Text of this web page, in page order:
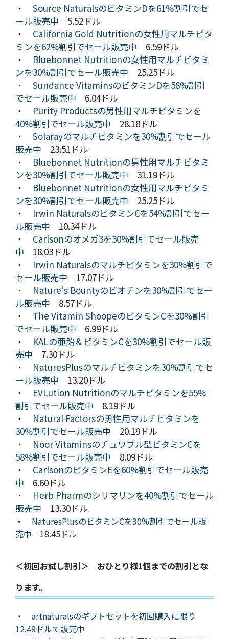
・ Source NaturalsのビタミンDを61%割引でセ
ール販売中 5.52ドル
・ California Gold Nutritionの女性用マルチビタ
ミンを62%割引でセール販売中 6.59ドル
・ Bluebonnet Nutritionの女性用マルチビタミ
ンを30%割引でセール販売中 25.25ドル
・ Sundance VitaminsのビタミンDを58%割引
でセール販売中 6.04ドル
・ Purity Productsの男性用マルチビタミンを
40%割引でセール販売中 28.18ドル
・ Solarayのマルチビタミンを30%割引でセール
販売中 23.51ドル
・ Bluebonnet Nutritionの男性用マルチビタミ
ンを30%割引でセール販売中 31.19ドル
・ Bluebonnet Nutritionの女性用マルチビタミ
ンを30%割引でセール販売中 25.25ドル
・ Irwin NaturalsのビタミンCを54%割引でセー
ル販売中 10.34ドル
・ Carlsonのオメガ3を30%割引でセール販売
中 18.03ドル
・ Irwin Naturalsのマルチビタミンを30%割引で
セール販売中 17.07ドル
・ Nature’s Bountyのビオチンを30%割引でセー
ル販売中 8.57ドル
・ The Vitamin ShoopeのビタミンCを30%割引
でセール販売中 6.99ドル
・ KALの亜鉛＆ビタミンCを30%割引でセール販
売中 7.30ドル
・ NaturesPlusのマルチビタミンを30%割引でセ
ール販売中 13.20ドル
・ EVLution Nutritionのマルチビタミンを55%
割引でセール販売中 8.19ドル
・ Natural Factorsの男性用マルチビタミンを
30%割引でセール販売中 20.19ドル
・ Noor Vitaminsのチュワブル型ビタミンCを
58%割引でセール販売中 8.09ドル
・ CarlsonのビタミンEを60%割引でセール販売
中 6.60ドル
・ Herb Pharmのシリマリンを40%割引でセール
販売中 13.30ドル
・
NaturesPlusのビタミンCを30%割引でセール販
売中 18.45ドル
＜初回お試し割引＞ おひとり様1個までの割引とな
ります。
・ artnaturalsのギフトセットを初回購入に限り
12.49ドルで販売中